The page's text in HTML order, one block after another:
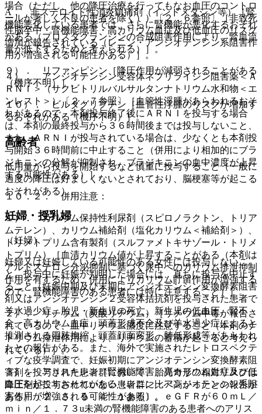
A． 非ステロイド性消炎鎮痛剤（インドメタシン等）［腎
機能悪化している患者では、さらに腎機能が悪化するおそれ
がある（プロスタグランジンの合成阻害作用により、腎血流
量が低下するためと考えられる）］。
９）． リファンピシン［降圧作用が減弱されることがある
（機序不明）］。
１０）． ビルダグリプチン［血管性浮腫のリスクが増加す
るおそれがある（機序不明）］。
高齢者
低用量から投与を開始するなど慎重に投与すること（一般に
過度の降圧は好ましくないとされており、脳梗塞等が起こる
おそれがある）。
妊婦・授乳婦
（妊婦）
妊婦又は妊娠している可能性のある女性には投与しないこ
と。投与中に妊娠が判明した場合には、直ちに投与を中止す
ること（妊娠中期及び末期にアンジオテンシン変換酵素阻害
剤又はアンジオテンシン２受容体拮抗剤を投与された患者で
羊水過少症、胎児・新生児の死亡、新生児の低血圧、腎不
全、高カリウム血症、頭蓋形成不全及び羊水過少症によると
推測される四肢拘縮、頭蓋顔面変形、肺低形成等があらわれ
たとの報告がある。また、海外で実施されたレトロスペクテ
ィブな疫学調査で、妊娠初期にアンジオテンシン変換酵素阻
害剤を投与された患者群において、胎児奇形の相対リスクは
降圧剤が投与されていない患者群に比べ高かったとの報告が
ある）〔２．５、９．４．１参照〕。
場合（ただし、他の降圧治療を行ってもなお血圧のコントロ
ールが著しく不良の患者を除く））〔２．６参照〕［非致死
性脳卒中・腎機能障害・高カリウム血症及び低血圧のリスク
増加が報告されている（レニン・アンジオテンシン系阻害作
用が増強される可能性がある）］。
４）． アンジオテンシン受容体ネプリライシン阻害薬＜Ａ
ＲＮＩ＞（サクビトリルバルサルタンナトリウム水和物＜エ
ンレスト＞）〔２．７参照〕［血管性浮腫があらわれるおそ
れがあるので、本剤投与終了後にＡＲＮＩを投与する場合
は、本剤の最終投与から３６時間後までは投与しないこと、
また、ＡＲＮＩが投与されている場合は、少なくとも本剤投
与開始３６時間前に中止すること（併用により相加的にブラ
ジキニンの分解が抑制され、ブラジキニンの血中濃度が上昇
する可能性がある）］。
１０．２． 併用注意：
１）． カリウム保持性利尿剤（スピロノラクトン、トリア
ムテレン）、カリウム補給剤（塩化カリウム＜補給剤＞）、
トリメトプリム含有製剤（スルファメトキサゾール・トリメ
トプリム）［血清カリウム値が上昇することがある（本剤は
アルドステロン分泌抑制に基づく尿中へのカリウム排泄抑制
作用を有するため、併用によりカリウム貯留作用が増強する
ので、腎機能障害のある患者には特に注意すること）］。
２）． リチウム（炭酸リチウム）［リチウム中毒が報告さ
れているので、血中リチウム濃度に注意すること（本剤のナ
トリウム排泄作用により、リチウムの蓄積が起こると考えら
れている）］。
３）． アリスキレン［腎機能障害、高カリウム血症及び低
血圧を起こすおそれがある（レニン・アンジオテンシン系阻
害作用が増強される可能性がある）。ｅＧＦＲが６０ｍＬ／
ｍｉｎ／１．７３u未満の腎機能障害のある患者へのアリス